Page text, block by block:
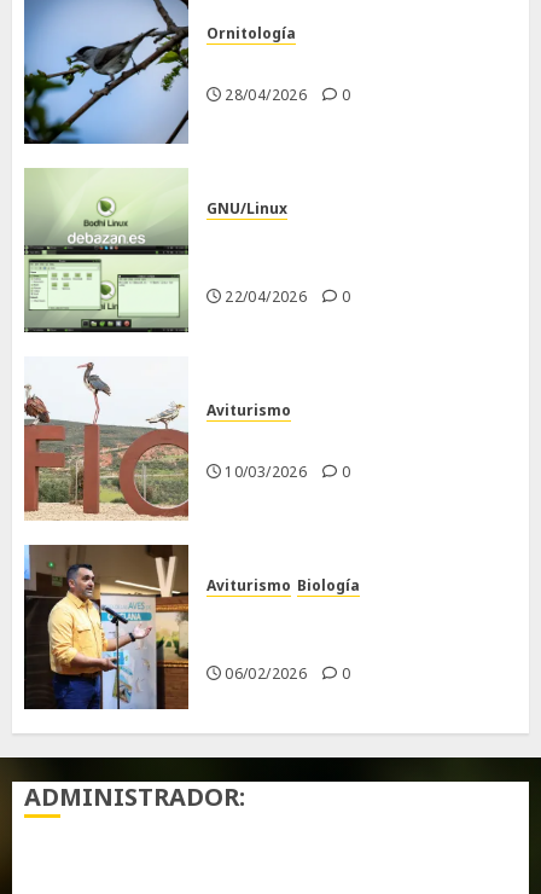
Ornitología
28/04/2026 0
GNU/Linux
22/04/2026 0
Aviturismo
10/03/2026 0
Aviturismo Biología
06/02/2026 0
ADMINISTRADOR: